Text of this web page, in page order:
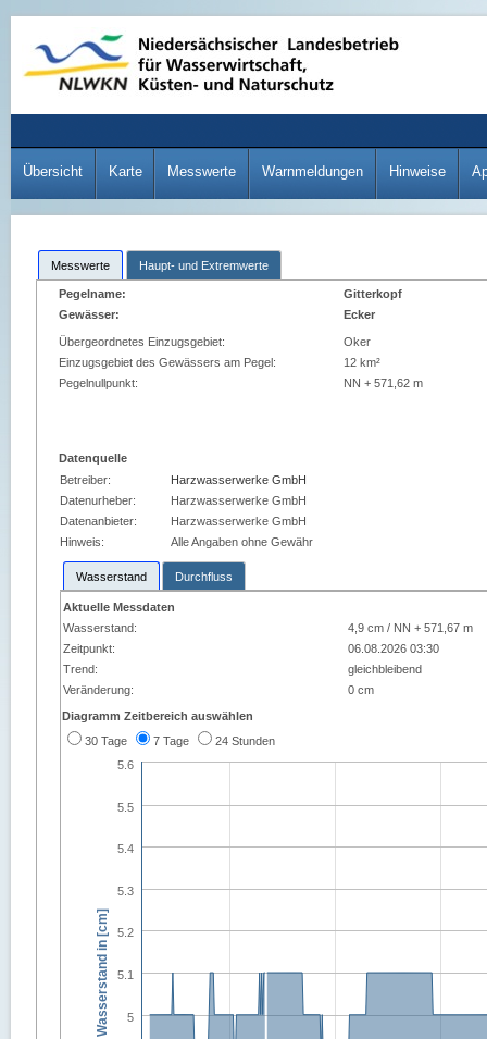
Übersicht Karte Messwerte Warnmeldungen Hinweise
Messwerte Haupt- und Extremwerte
Pegelname:
Gitterkopf
Gewässer:
Ecker
Übergeordnetes Einzugsgebiet:
Oker
Einzugsgebiet des Gewässers am Pegel:
12 km²
Pegelnullpunkt:
NN + 571,62 m
Datenquelle
Betreiber:
Harzwasserwerke GmbH
Datenurheber:
Harzwasserwerke GmbH
Datenanbieter:
Harzwasserwerke GmbH
Hinweis:
Alle Angaben ohne Gewähr
Wasserstand Durchfluss
Aktuelle Messdaten
Wasserstand:
4,9 cm / NN + 571,67 m
Zeitpunkt:
06.08.2026 03:30
Trend:
gleichbleibend
Veränderung:
0 cm
Diagramm Zeitbereich auswählen
30 Tage
7 Tage 24 Stunden
Wasserstand in [cm] 5
5.1
5.2
5.3
5.4
5.5
5.6